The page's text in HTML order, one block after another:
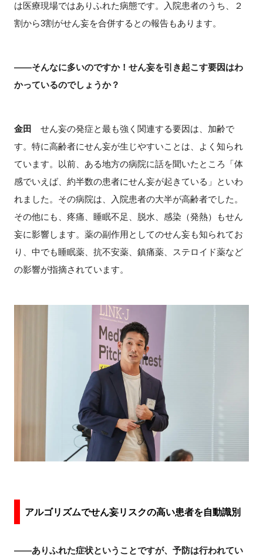
は医療現場ではありふれた病態です。入院患者のうち、２
割から3割がせん妄を合併するとの報告もあります。
――そんなに多いのですか！せん妄を引き起こす要因はわ
かっているのでしょうか？
金田
せん妄の発症と最も強く関連する要因は、加齢で
す。特に高齢者にせん妄が生じやすいことは、よく知られ
ています。以前、ある地方の病院に話を聞いたところ「体
感でいえば、約半数の患者にせん妄が起きている」といわ
れました。その病院は、入院患者の大半が高齢者でした。
その他にも、疼痛、睡眠不足、脱水、感染（発熱）もせん
妄に影響します。薬の副作用としてのせん妄も知られてお
り、中でも睡眠薬、抗不安薬、鎮痛薬、ステロイド薬など
の影響が指摘されています。
アルゴリズムでせん妄リスクの高い患者を自動識別
――ありふれた症状ということですが、予防は行われてい